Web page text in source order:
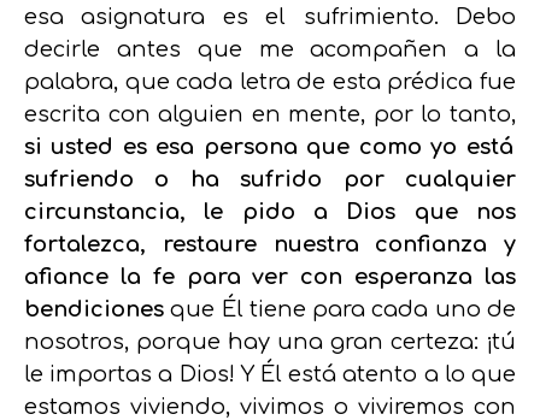
esa asignatura es el sufrimiento. Debo
decirle antes que me acompañen a la
palabra, que cada letra de esta prédica fue
escrita con alguien en mente, por lo tanto,
si usted es esa persona que como yo está
sufriendo o ha sufrido por cualquier
circunstancia, le pido a Dios que nos
fortalezca, restaure nuestra confianza y
afiance la fe para ver con esperanza las
bendicionesque Él tiene para cada uno de
nosotros, porque hay una gran certeza: ¡tú
le importas a Dios! Y Él está atento a lo que
estamos viviendo, vivimos o viviremos con